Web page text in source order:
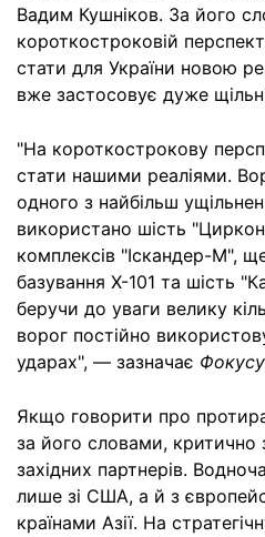
Вадим Кушніков. За його
короткостроковій
стати для України новою
вже застосовує дуже
"На короткострокову
стати нашими реаліями.
одного з найбільш
використано шість
комплексів "Іскандер-М",
базування Х-101 та шість
беручи до уваги велику
ворог постійно
ударах", — зазначає Фокусу
Якщо говорити про
за його словами, критично
західних партнерів.
лише зі США, а й з
країнами Азії. На